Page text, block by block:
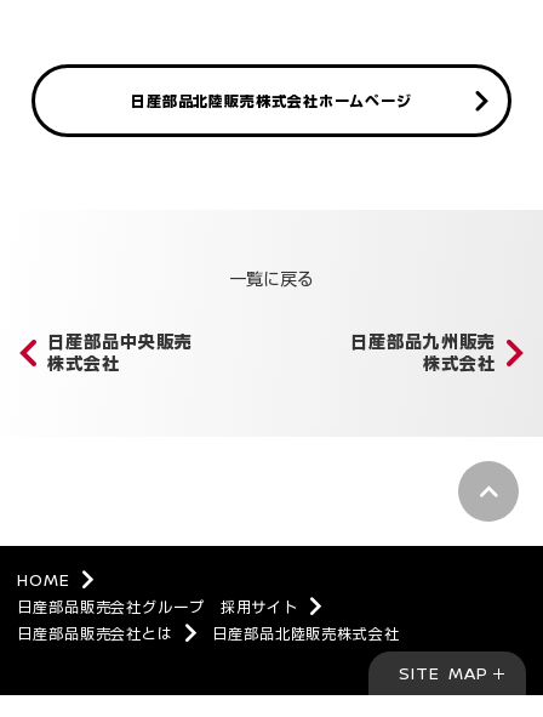
日産部品北陸販売株式会社ホームページ
日産部品中央販売
株式会社
一覧に戻る
日産部品九州販売
株式会社
pagetop
HOME
日産部品販売会社グループ 採用サイト
日産部品販売会社とは
日産部品北陸販売株式会社
SITE MAP